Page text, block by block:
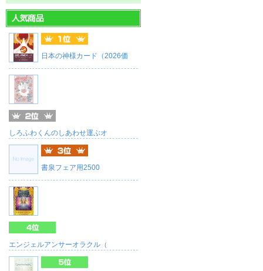
日本の神様カード（2026価
しろふわくんのしあわせ運ぶオ
書泉フェア用2500
エンジェルアンサーオラクル（